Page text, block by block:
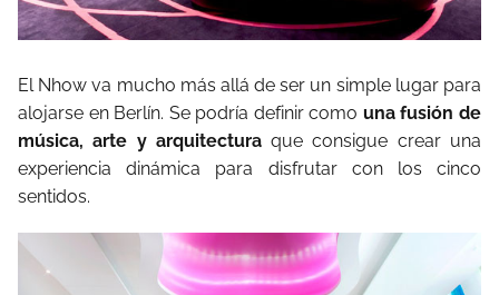
El Nhow va mucho más allá de ser un simple lugar para
alojarse en Berlín. Se podría definir como una fusión de
música, arte y arquitecturaque consigue crear una
experiencia dinámica para disfrutar con los cinco
sentidos.